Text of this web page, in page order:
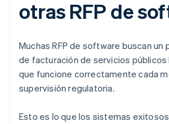
otras RFP de
Muchas RFP de software buscan un
de facturación de servicios
que funcione correctamente cada
supervisión regulatoria.
Esto es lo que los sistemas